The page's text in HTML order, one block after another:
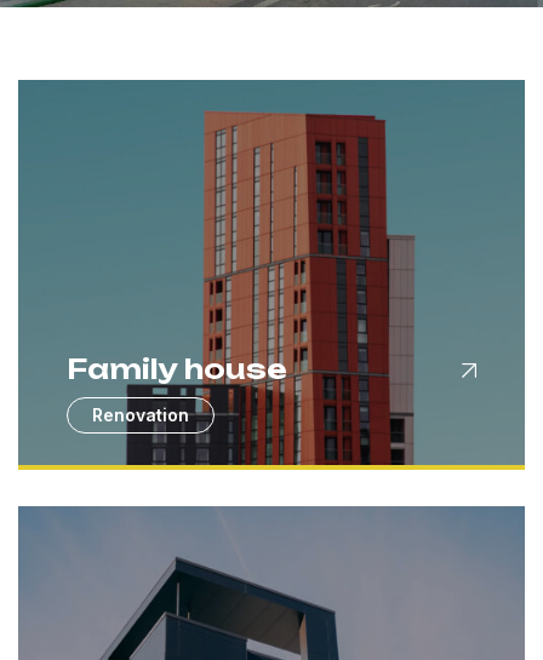
Family house
Renovation